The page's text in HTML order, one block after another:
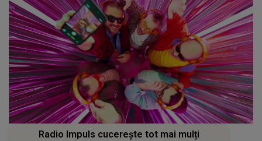
Radio Impuls cucerește tot mai mulți